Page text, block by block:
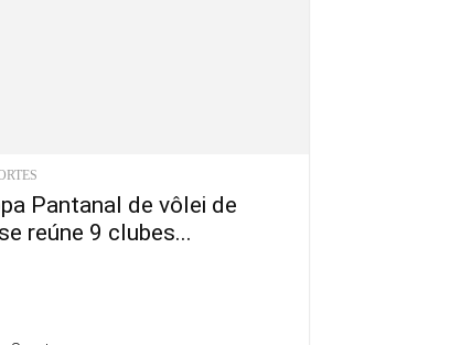
Pantanal de vôlei de
reúne 9 clubes...